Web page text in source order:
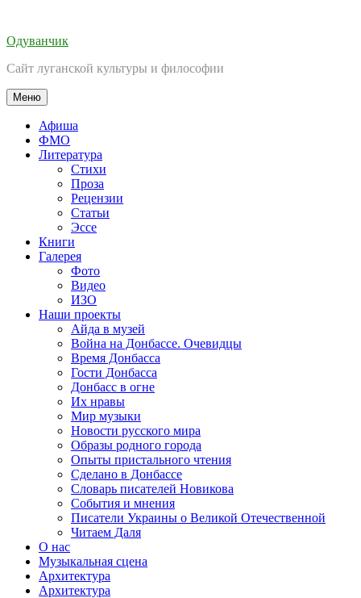
содержимому
Одуванчик
Сайт луганской культуры и философии
Меню
Афиша
ФМО
Литература
Стихи
Проза
Рецензии
Статьи
Эссе
Книги
Галерея
Фото
Видео
ИЗО
Наши проекты
Айда в музей
Война на Донбассе. Очевидцы
Время Донбасса
Гости Донбасса
Донбасс в огне
Их нравы
Мир музыки
Новости русского мира
Образы родного города
Опыты пристального чтения
Сделано в Донбассе
Словарь писателей Новикова
События и мнения
Писатели Украины о Великой Отечественной
Читаем Даля
О нас
Музыкальная сцена
Архитектура
Архитектура